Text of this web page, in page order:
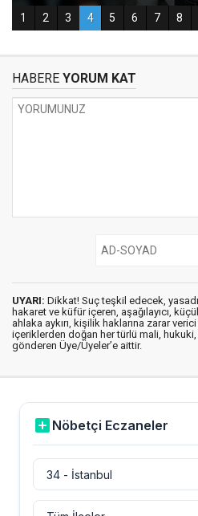
HABERE YORUM KAT
UYARI: Dikkat! Suç teşkil edecek,
hakaret ve küfür içeren, aşağılayıcı,
ahlaka aykırı, kişilik haklarına zarar
içeriklerden doğan her türlü mali,
gönderen Üye/Üyeler’e aittir.